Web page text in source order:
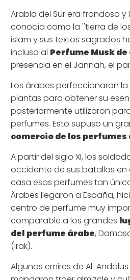
Arabia del Sur era frondosa y
conocía como la ''tierra de
islam y sus textos sagrados
incluso al Perfume Musk
presencia en el Jannah, el
Los árabes perfeccionaron
plantas para obtener su
posteriormente utilizaron
perfumes. Esto supuso un
comercio de los perfumes
A partir del siglo XI, los
occidente de sus batallas en
casa esos perfumes tan
Árabes llegaron a España,
centro de perfume muy
comparable a los grandes
del perfume árabe,
(Irak).
Algunos emires de Al-